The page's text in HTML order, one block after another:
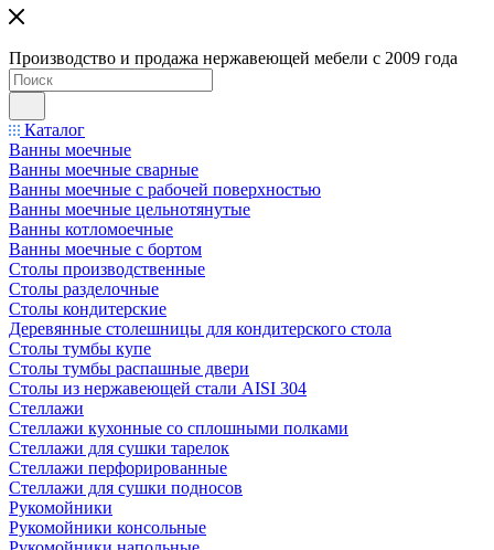
Производство и продажа нержавеющей мебели с 2009 года
Каталог
Ванны моечные
Ванны моечные сварные
Ванны моечные с рабочей поверхностью
Ванны моечные цельнотянутые
Ванны котломоечные
Ванны моечные с бортом
Столы производственные
Столы разделочные
Столы кондитерские
Деревянные столешницы для кондитерского стола
Столы тумбы купе
Столы тумбы распашные двери
Столы из нержавеющей стали AISI 304
Стеллажи
Стеллажи кухонные со сплошными полками
Стеллажи для сушки тарелок
Стеллажи перфорированные
Стеллажи для сушки подносов
Рукомойники
Рукомойники консольные